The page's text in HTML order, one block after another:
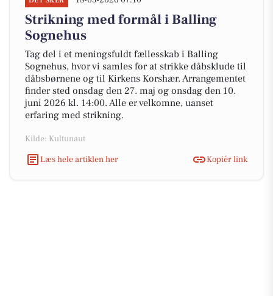
Strikning med formål i Balling
Sognehus
Tag del i et meningsfuldt fællesskab i Balling
Sognehus, hvor vi samles for at strikke dåbsklude til
dåbsbørnene og til Kirkens Korshær. Arrangementet
finder sted onsdag den 27. maj og onsdag den 10.
juni 2026 kl. 14:00. Alle er velkomne, uanset
erfaring med strikning.
Kilde: Kultunaut
Læs hele artiklen her
Kopiér link